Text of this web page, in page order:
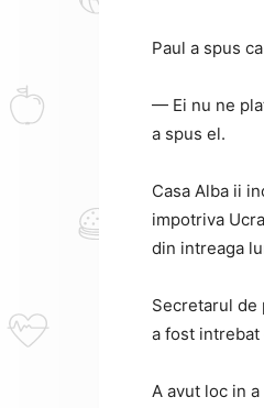
Paul a spus
— Ei nu ne
a spus el.
Casa Alba ii
impotriva
din intreaga
Secretarul de
a fost intrebat
A avut loc in